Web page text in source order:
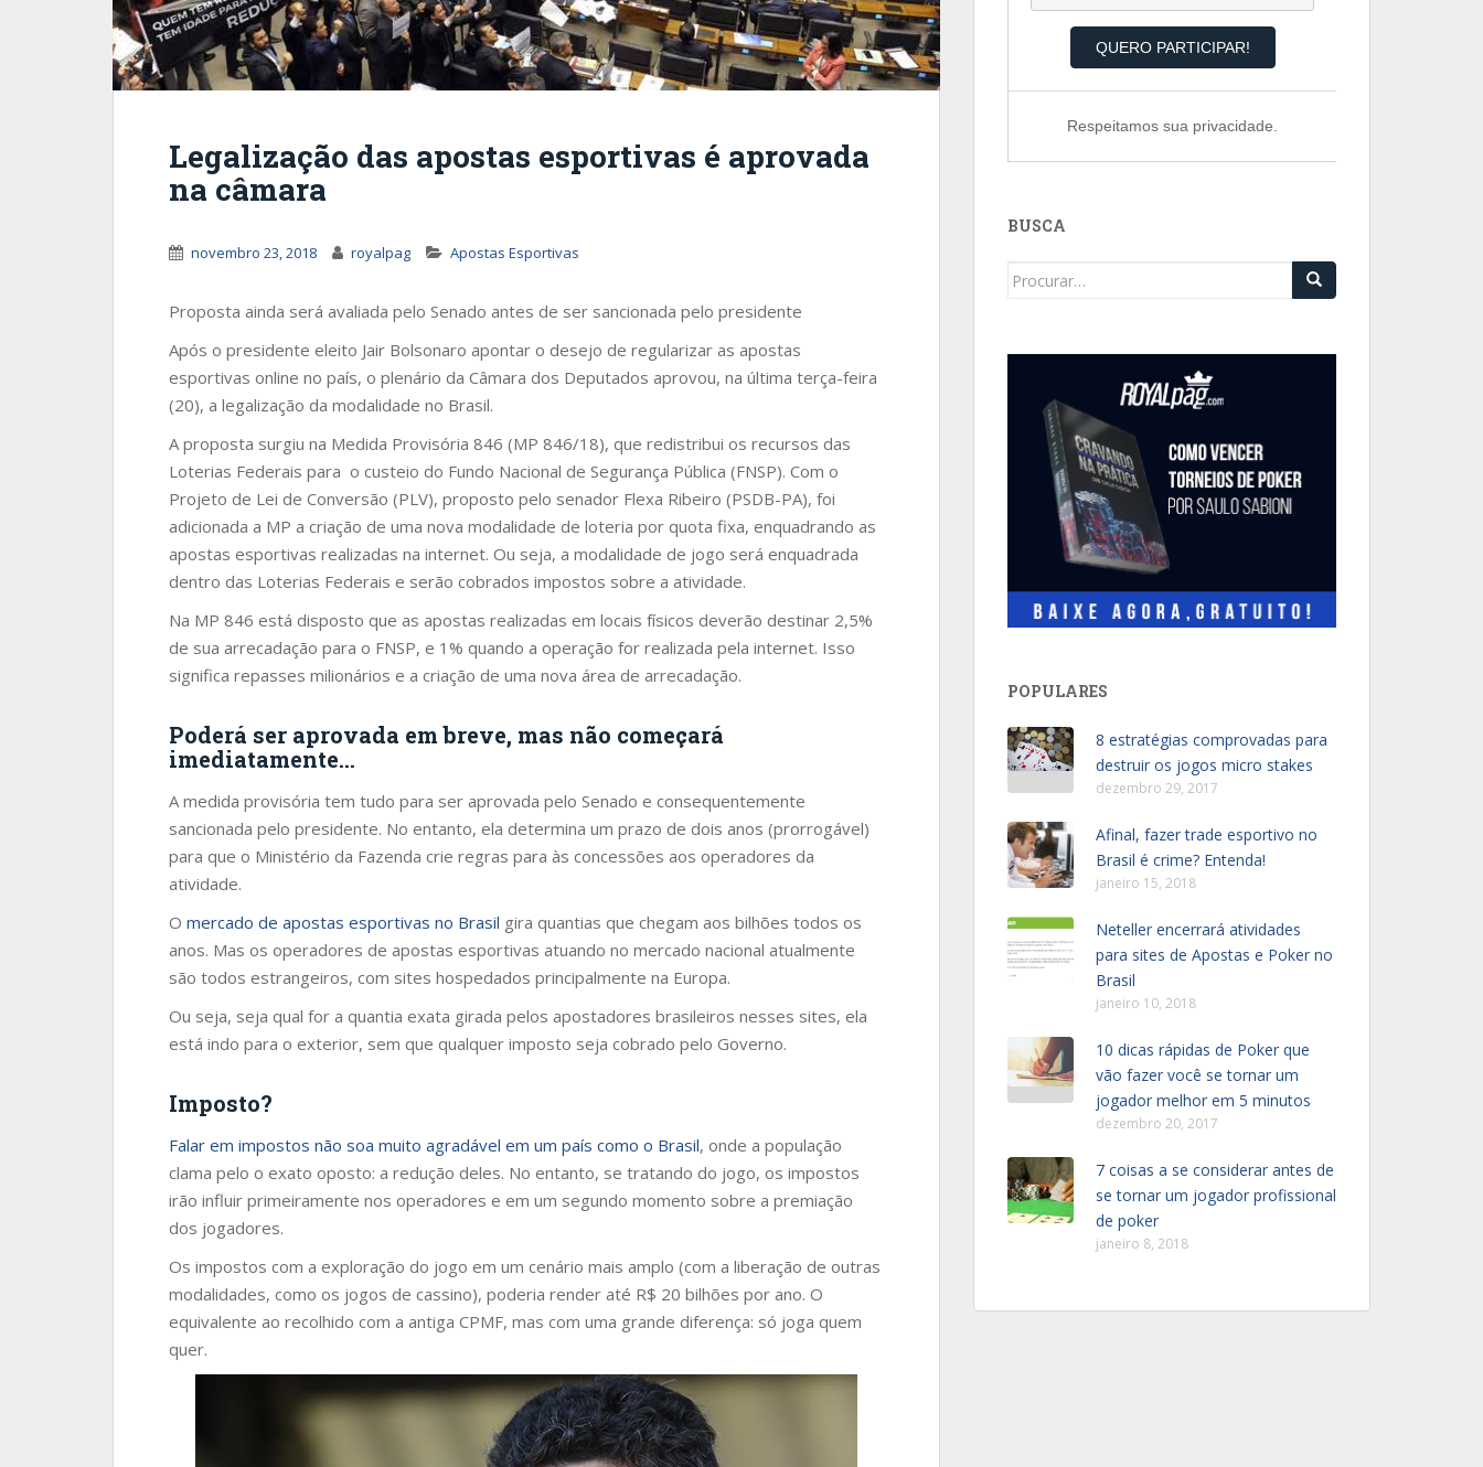
Legalização das apostas esportivas é aprovada
na câmara
novembro 23, 2018 royalpag Apostas Esportivas
Proposta ainda será avaliada pelo Senado antes de ser sancionada pelo presidente
Após o presidente eleito Jair Bolsonaro apontar o desejo de regularizar as apostas
esportivas online no país, o plenário da Câmara dos Deputados aprovou, na última terça-feira
(20), a legalização da modalidade no Brasil.
A proposta surgiu na Medida Provisória 846 (MP 846/18), que redistribui os recursos das
Loterias Federais para o custeio do Fundo Nacional de Segurança Pública (FNSP). Com o
Projeto de Lei de Conversão (PLV), proposto pelo senador Flexa Ribeiro (PSDB-PA), foi
adicionada a MP a criação de uma nova modalidade de loteria por quota fixa, enquadrando as
apostas esportivas realizadas na internet. Ou seja, a modalidade de jogo será enquadrada
dentro das Loterias Federais e serão cobrados impostos sobre a atividade.
Na MP 846 está disposto que as apostas realizadas em locais físicos deverão destinar 2,5%
de sua arrecadação para o FNSP, e 1% quando a operação for realizada pela internet. Isso
significa repasses milionários e a criação de uma nova área de arrecadação.
Poderá ser aprovada em breve, mas não começará
imediatamente…
A medida provisória tem tudo para ser aprovada pelo Senado e consequentemente
sancionada pelo presidente. No entanto, ela determina um prazo de dois anos (prorrogável)
para que o Ministério da Fazenda crie regras para às concessões aos operadores da
atividade.
O mercado de apostas esportivas no Brasil gira quantias que chegam aos bilhões todos os
anos. Mas os operadores de apostas esportivas atuando no mercado nacional atualmente
são todos estrangeiros, com sites hospedados principalmente na Europa.
Ou seja, seja qual for a quantia exata girada pelos apostadores brasileiros nesses sites, ela
está indo para o exterior, sem que qualquer imposto seja cobrado pelo Governo.
Imposto?
Falar em impostos não soa muito agradável em um país como o Brasil, onde a população
clama pelo o exato oposto: a redução deles. No entanto, se tratando do jogo, os impostos
irão influir primeiramente nos operadores e em um segundo momento sobre a premiação
dos jogadores.
Os impostos com a exploração do jogo em um cenário mais amplo (com a liberação de outras
modalidades, como os jogos de cassino), poderia render até R$ 20 bilhões por ano. O
equivalente ao recolhido com a antiga CPMF, mas com uma grande diferença: só joga quem
quer.
Respeitamos sua privacidade.
BUSCA
Search
POPULARES
8 estratégias comprovadas para
destruir os jogos micro stakes
dezembro 29, 2017
Afinal, fazer trade esportivo no
Brasil é crime? Entenda!
janeiro 15, 2018
Neteller encerrará atividades
para sites de Apostas e Poker no
Brasil
janeiro 10, 2018
10 dicas rápidas de Poker que
vão fazer você se tornar um
jogador melhor em 5 minutos
dezembro 20, 2017
7 coisas a se considerar antes de
se tornar um jogador profissional
de poker
janeiro 8, 2018